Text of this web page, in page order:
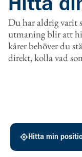
Hitta
Du har aldrig varit
utmaning blir att
kårer behöver du
direkt, kolla vad
Scoutkårer
Hitta min